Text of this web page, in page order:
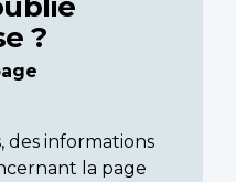
?
des informations
la page